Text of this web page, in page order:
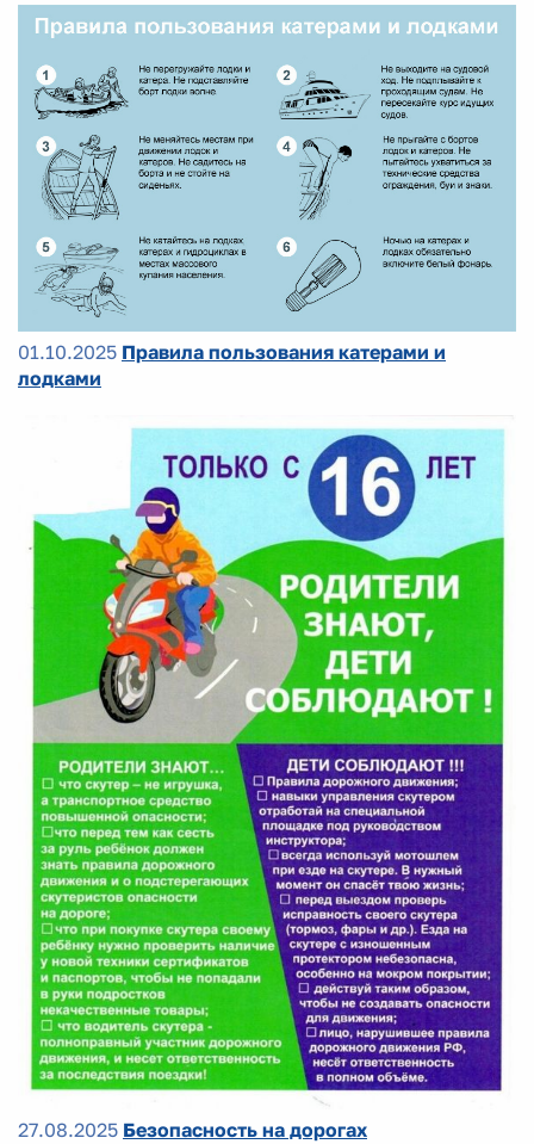
01.10.2025 Правила пользования катерами и
лодками
27.08.2025 Безопасность на дорогах